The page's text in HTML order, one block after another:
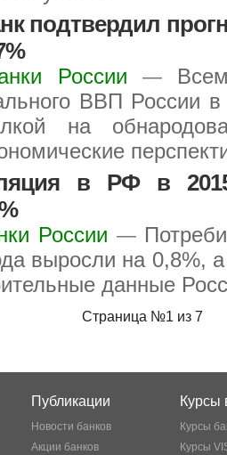
подтвердил
России —
ВВП России
на
в РФ в
России —
выросли на 0,8%,
данные
Страница №1 из 7
Публикации
Новости банков
Акции банков
Курсы
Курсы
Курсы